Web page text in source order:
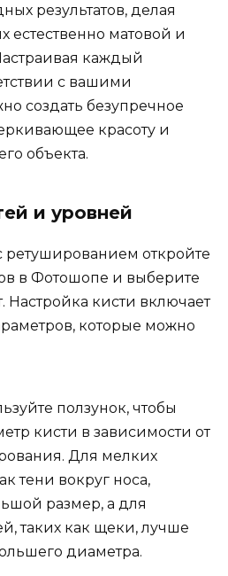
результатов, делая
естественно матовой и
каждый
с вашими
создать безупречное
красоту и
объекта.
и уровней
ретушированием откройте
в Фотошопе и выберите
кисти включает
которые можно
ползунок, чтобы
кисти в зависимости от
Для мелких
тени вокруг носа,
размер, а для
таких как щеки, лучше
диаметра.